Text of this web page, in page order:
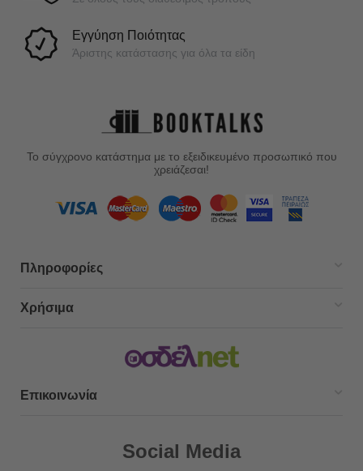
Εγγύηση Ποιότητας
Άριστης κατάστασης για όλα τα είδη
Το σύγχρονο κατάστημα με το εξειδικευμένο προσωπικό που
χρειάζεσαι!
Πληροφορίες
Χρήσιμα
Επικοινωνία
Social Media